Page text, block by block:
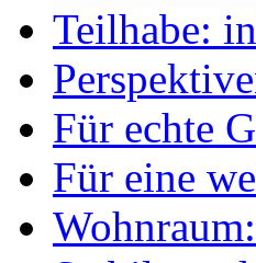
Teilhabe:
Für echte
Für eine